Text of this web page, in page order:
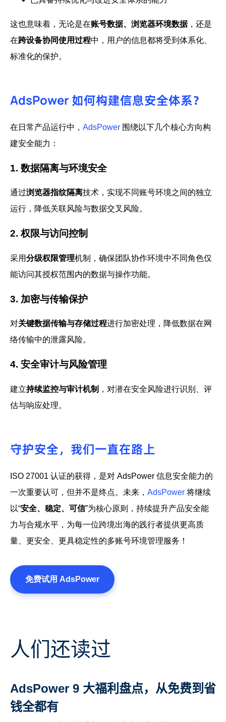
这也意味着，无论是在账号数据、浏览器环境数据，还是
在跨设备协同使用过程中，用户的信息都将受到体系化、
标准化的保护。
AdsPower 如何构建信息安全体系？
在日常产品运行中， AdsPower 围绕以下几个核心方向构
建安全能力：
1. 数据隔离与环境安全
通过浏览器指纹隔离技术，实现不同账号环境之间的独立
运行，降低关联风险与数据交叉风险。
2. 权限与访问控制
采用分级权限管理机制，确保团队协作环境中不同角色仅
能访问其授权范围内的数据与操作功能。
3. 加密与传输保护
对关键数据传输与存储过程进行加密处理 ，降低数据在网
络传输中的泄露风险。
4. 安全审计与风险管理
建立持续监控与审计机制 ，对潜在安全风险进行识别、评
估与响应处理。
守护安全，我们一直在路上
ISO 27001 认证的获得，是对 AdsPower 信息安全能力的
一次重要认可，但并不是终点。未来， AdsPower 将继续
以“安全、稳定、可信”为核心原则，持续提升产品安全能
力与合规水平，为每一位跨境出海的践行者提供更高质
量、更安全、更具稳定性的多账号环境管理服务！
免费试用 AdsPower
人们还读过
AdsPower 9 大福利盘点，从免费到省
钱全都有